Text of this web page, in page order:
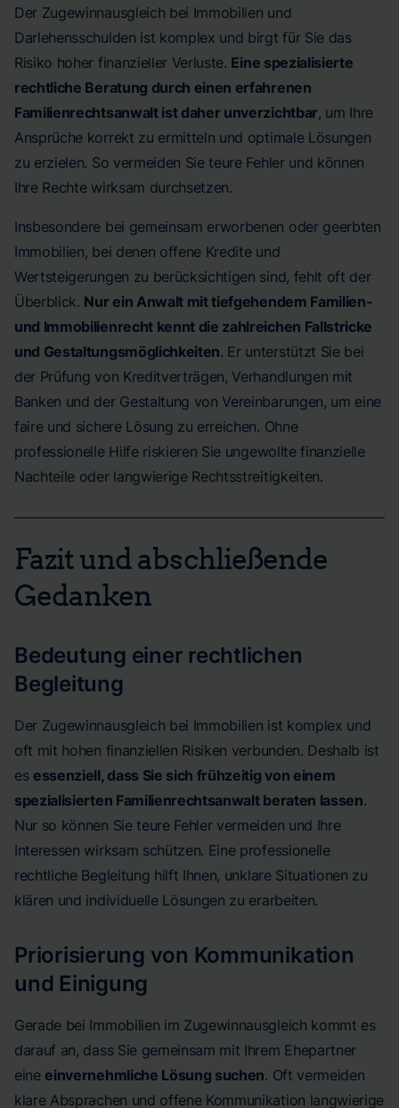
Der Zugewinnausgleich bei Immobilien und
Darlehensschulden ist komplex und birgt für Sie das
Risiko hoher finanzieller Verluste. Eine spezialisierte
rechtliche Beratung durch einen erfahrenen
Familienrechtsanwalt ist daher unverzichtbar, um Ihre
Ansprüche korrekt zu ermitteln und optimale Lösungen
zu erzielen. So vermeiden Sie teure Fehler und können
Ihre Rechte wirksam durchsetzen.
Insbesondere bei gemeinsam erworbenen oder geerbten
Immobilien, bei denen offene Kredite und
Wertsteigerungen zu berücksichtigen sind, fehlt oft der
Überblick. Nur ein Anwalt mit tiefgehendem Familien-
und Immobilienrecht kennt die zahlreichen Fallstricke
und Gestaltungsmöglichkeiten. Er unterstützt Sie bei
der Prüfung von Kreditverträgen, Verhandlungen mit
Banken und der Gestaltung von Vereinbarungen, um eine
faire und sichere Lösung zu erreichen. Ohne
professionelle Hilfe riskieren Sie ungewollte finanzielle
Nachteile oder langwierige Rechtsstreitigkeiten.
Fazit und abschließende
Gedanken
Bedeutung einer rechtlichen
Begleitung
Der Zugewinnausgleich bei Immobilien ist komplex und
oft mit hohen finanziellen Risiken verbunden. Deshalb ist
es essenziell, dass Sie sich frühzeitig von einem
spezialisierten Familienrechtsanwalt beraten lassen.
Nur so können Sie teure Fehler vermeiden und Ihre
Interessen wirksam schützen. Eine professionelle
rechtliche Begleitung hilft Ihnen, unklare Situationen zu
klären und individuelle Lösungen zu erarbeiten.
Priorisierung von Kommunikation
und Einigung
Gerade bei Immobilien im Zugewinnausgleich kommt es
darauf an, dass Sie gemeinsam mit Ihrem Ehepartner
eine einvernehmliche Lösung suchen. Oft vermeiden
klare Absprachen und offene Kommunikation langwierige